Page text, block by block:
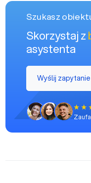
Szukasz
Skorzystaj z
asystenta
Wyślij zapytanie